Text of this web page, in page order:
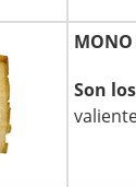
MONO
Son